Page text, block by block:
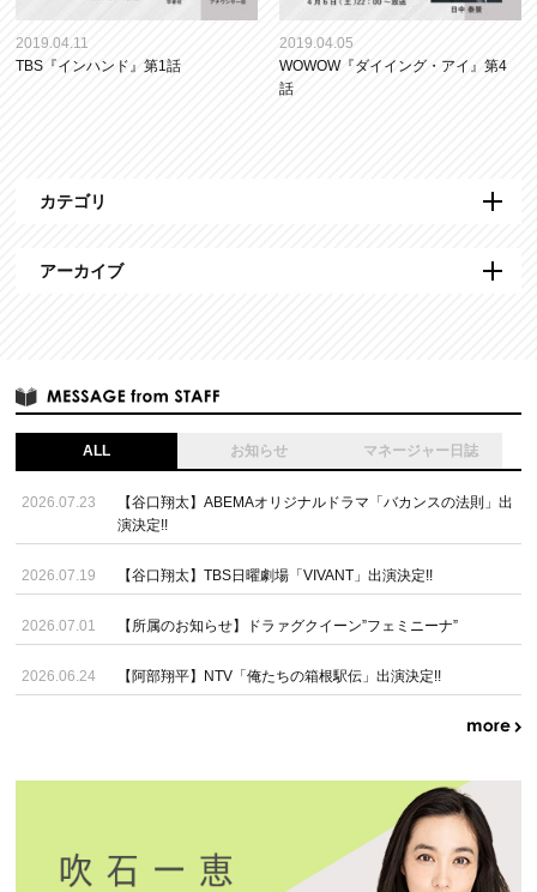
2019.04.11
TBS『インハンド』第1話
2019.04.05
WOWOW『ダイイング・アイ』第4
話
カテゴリ
アーカイブ
ALL お知らせ マネージャー日誌
2026.07.23
【谷口翔太】ABEMAオリジナルドラマ「バカンスの法則」出
演決定!!
2026.07.19 【谷口翔太】TBS日曜劇場「VIVANT」出演決定!!
2026.07.01 【所属のお知らせ】ドラァグクイーン”フェミニーナ”
2026.06.24 【阿部翔平】NTV「俺たちの箱根駅伝」出演決定!!